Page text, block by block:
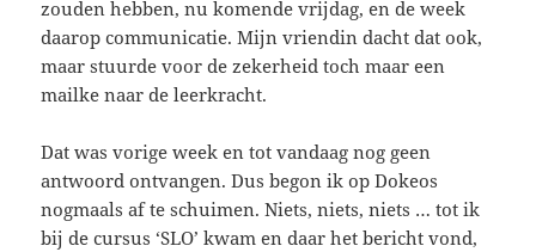
zouden hebben, nu komende vrijdag, en de week
daarop communicatie. Mijn vriendin dacht dat ook,
maar stuurde voor de zekerheid toch maar een
mailke naar de leerkracht.
Dat was vorige week en tot vandaag nog geen
antwoord ontvangen. Dus begon ik op Dokeos
nogmaals af te schuimen. Niets, niets, niets … tot ik
bij de cursus ‘SLO’ kwam en daar het bericht vond,